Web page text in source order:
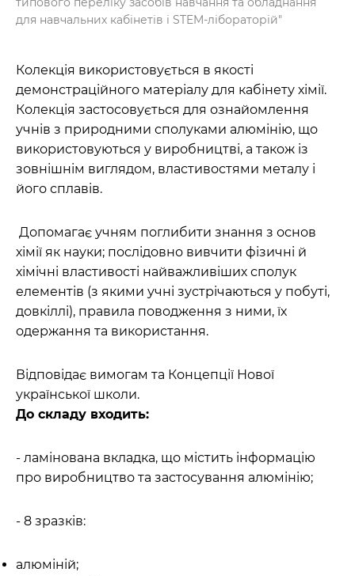
для навчальних кабінетів і STEM-лібораторій"
Колекція використовується в якості
демонстраційного матеріалу для кабінету хімії.
Колекція застосовується для ознайомлення
учнів з природними сполуками алюмінію, що
використовуються у виробництві, а також із
зовнішнім виглядом, властивостями металу і
його сплавів.
Допомагає учням поглибити знання з основ
хімії як науки; послідовно вивчити фізичні й
хімічні властивості найважливіших сполук
елементів (з якими учні зустрічаються у побуті,
довкіллі), правила поводження з ними, їх
одержання та використання.
Відповідає вимогам та Концепції Нової
української школи.
До складу входить:
- ламінована вкладка, що містить інформацію
про виробництво та застосування алюмінію;
- 8 зразків:
алюміній;